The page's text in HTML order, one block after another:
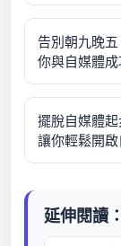
告別朝九晚
你與自媒體
擺脫自媒體
讓你輕鬆開
延伸閱讀